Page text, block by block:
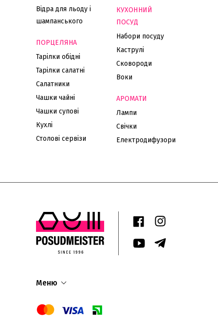
Відра для льоду і
шампанського
ПОРЦЕЛЯНА
Тарілки обідні
Тарілки салатні
Салатники
Чашки чайні
Чашки супові
Кухлі
Столові сервізи
КУХОННИЙ
ПОСУД
Набори посуду
Каструлі
Сковороди
Воки
АРОМАТИ
Лампи
Свічки
Електродифузори
Меню